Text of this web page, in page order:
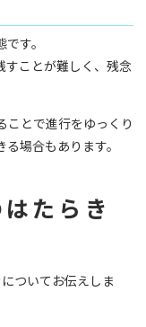
す。
すことが難しく、残念
ことで進行をゆっくり
場合もあります。
たらき
ついてお伝えしま